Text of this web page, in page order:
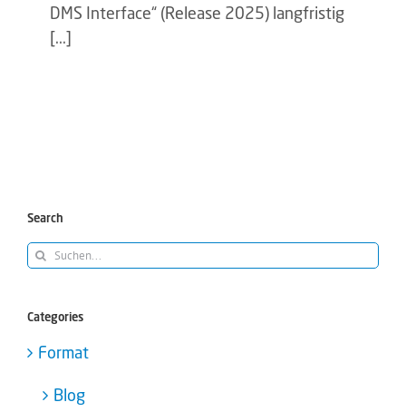
DMS Interface“ (Release 2025) langfristig
[...]
Search
Suche
Categories
Format
Blog